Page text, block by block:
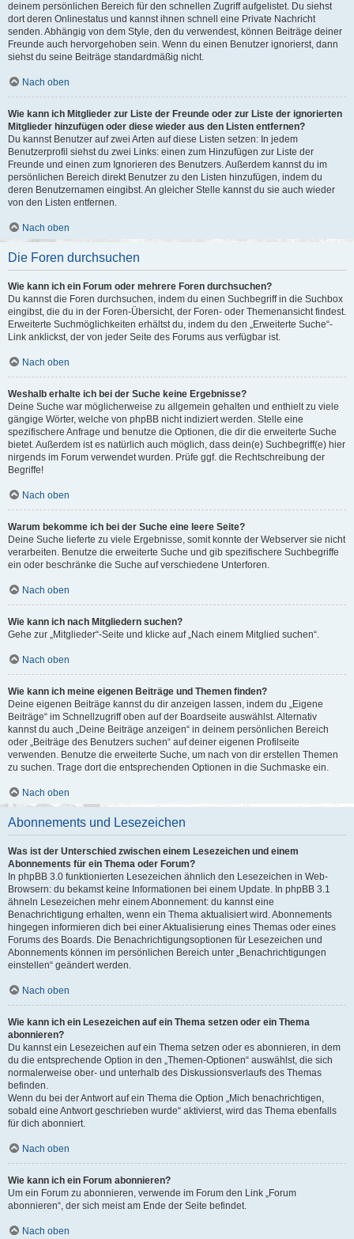
deinem persönlichen Bereich für den schnellen Zugriff aufgelistet. Du siehst
dort deren Onlinestatus und kannst ihnen schnell eine Private Nachricht
senden. Abhängig von dem Style, den du verwendest, können Beiträge deiner
Freunde auch hervorgehoben sein. Wenn du einen Benutzer ignorierst, dann
siehst du seine Beiträge standardmäßig nicht.
Nach oben
Wie kann ich Mitglieder zur Liste der Freunde oder zur Liste der ignorierten
Mitglieder hinzufügen oder diese wieder aus den Listen entfernen?
Du kannst Benutzer auf zwei Arten auf diese Listen setzen: In jedem
Benutzerprofil siehst du zwei Links: einen zum Hinzufügen zur Liste der
Freunde und einen zum Ignorieren des Benutzers. Außerdem kannst du im
persönlichen Bereich direkt Benutzer zu den Listen hinzufügen, indem du
deren Benutzernamen eingibst. An gleicher Stelle kannst du sie auch wieder
von den Listen entfernen.
Nach oben
Die Foren durchsuchen
Wie kann ich ein Forum oder mehrere Foren durchsuchen?
Du kannst die Foren durchsuchen, indem du einen Suchbegriff in die Suchbox
eingibst, die du in der Foren-Übersicht, der Foren- oder Themenansicht findest.
Erweiterte Suchmöglichkeiten erhältst du, indem du den „Erweiterte Suche“-
Link anklickst, der von jeder Seite des Forums aus verfügbar ist.
Nach oben
Weshalb erhalte ich bei der Suche keine Ergebnisse?
Deine Suche war möglicherweise zu allgemein gehalten und enthielt zu viele
gängige Wörter, welche von phpBB nicht indiziert werden. Stelle eine
spezifischere Anfrage und benutze die Optionen, die dir die erweiterte Suche
bietet. Außerdem ist es natürlich auch möglich, dass dein(e) Suchbegriff(e) hier
nirgends im Forum verwendet wurden. Prüfe ggf. die Rechtschreibung der
Begriffe!
Nach oben
Warum bekomme ich bei der Suche eine leere Seite?
Deine Suche lieferte zu viele Ergebnisse, somit konnte der Webserver sie nicht
verarbeiten. Benutze die erweiterte Suche und gib spezifischere Suchbegriffe
ein oder beschränke die Suche auf verschiedene Unterforen.
Nach oben
Wie kann ich nach Mitgliedern suchen?
Gehe zur „Mitglieder“-Seite und klicke auf „Nach einem Mitglied suchen“.
Nach oben
Wie kann ich meine eigenen Beiträge und Themen finden?
Deine eigenen Beiträge kannst du dir anzeigen lassen, indem du „Eigene
Beiträge“ im Schnellzugriff oben auf der Boardseite auswählst. Alternativ
kannst du auch „Deine Beiträge anzeigen“ in deinem persönlichen Bereich
oder „Beiträge des Benutzers suchen“ auf deiner eigenen Profilseite
verwenden. Benutze die erweiterte Suche, um nach von dir erstellen Themen
zu suchen. Trage dort die entsprechenden Optionen in die Suchmaske ein.
Nach oben
Abonnements und Lesezeichen
Was ist der Unterschied zwischen einem Lesezeichen und einem
Abonnements für ein Thema oder Forum?
In phpBB 3.0 funktionierten Lesezeichen ähnlich den Lesezeichen in Web-
Browsern: du bekamst keine Informationen bei einem Update. In phpBB 3.1
ähneln Lesezeichen mehr einem Abonnement: du kannst eine
Benachrichtigung erhalten, wenn ein Thema aktualisiert wird. Abonnements
hingegen informieren dich bei einer Aktualisierung eines Themas oder eines
Forums des Boards. Die Benachrichtigungsoptionen für Lesezeichen und
Abonnements können im persönlichen Bereich unter „Benachrichtigungen
einstellen“ geändert werden.
Nach oben
Wie kann ich ein Lesezeichen auf ein Thema setzen oder ein Thema
abonnieren?
Du kannst ein Lesezeichen auf ein Thema setzen oder es abonnieren, in dem
du die entsprechende Option in den „Themen-Optionen“ auswählst, die sich
normalerweise ober- und unterhalb des Diskussionsverlaufs des Themas
befinden.
Wenn du bei der Antwort auf ein Thema die Option „Mich benachrichtigen,
sobald eine Antwort geschrieben wurde“ aktivierst, wird das Thema ebenfalls
für dich abonniert.
Nach oben
Wie kann ich ein Forum abonnieren?
Um ein Forum zu abonnieren, verwende im Forum den Link „Forum
abonnieren“, der sich meist am Ende der Seite befindet.
Nach oben